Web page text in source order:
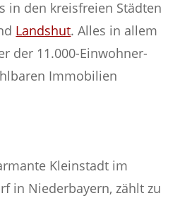
in den kreisfreien Städten
Landshut. Alles in allem
der 11.000-Einwohner-
Immobilien
Kleinstadt im
in Niederbayern, zählt zu